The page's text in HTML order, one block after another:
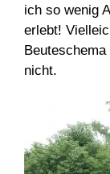
ich so wenig
erlebt!
nicht.